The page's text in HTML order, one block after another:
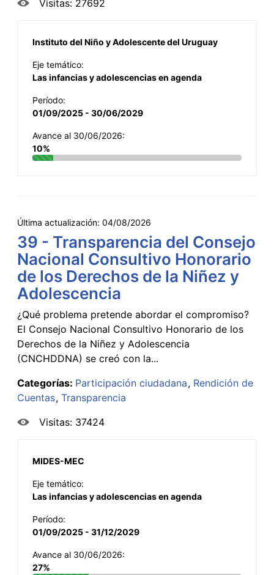
Visitas: 27692
Instituto del Niño y Adolescente del Uruguay
Eje temático:
Las infancias y adolescencias en agenda
Período:
01/09/2025 - 30/06/2029
Avance al 30/06/2026:
10%
Última actualización: 04/08/2026
39 - Transparencia del Consejo
Nacional Consultivo Honorario
de los Derechos de la Niñez y
Adolescencia
¿Qué problema pretende abordar el compromiso?
El Consejo Nacional Consultivo Honorario de los
Derechos de la Niñez y Adolescencia
(CNCHDDNA) se creó con la...
Categorías: Participación ciudadana Rendición de
Cuentas Transparencia
Visitas: 37424
MIDES-MEC
Eje temático:
Las infancias y adolescencias en agenda
Período:
01/09/2025 - 31/12/2029
Avance al 30/06/2026:
27%